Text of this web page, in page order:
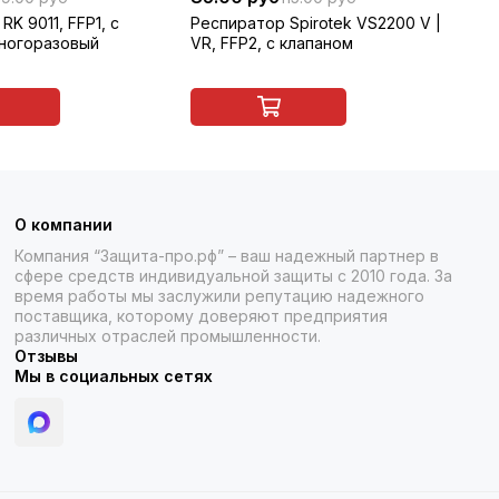
9011, FFP1, с
Респиратор Spirotek VS2200 V |
VR, FFP2, с клапаном
О компании
Компания “Защита-про.рф” – ваш надежный партнер в
сфере средств индивидуальной защиты с 2010 года. За
время работы мы заслужили репутацию надежного
поставщика, которому доверяют предприятия
различных отраслей промышленности.
Отзывы
Мы в социальных сетях